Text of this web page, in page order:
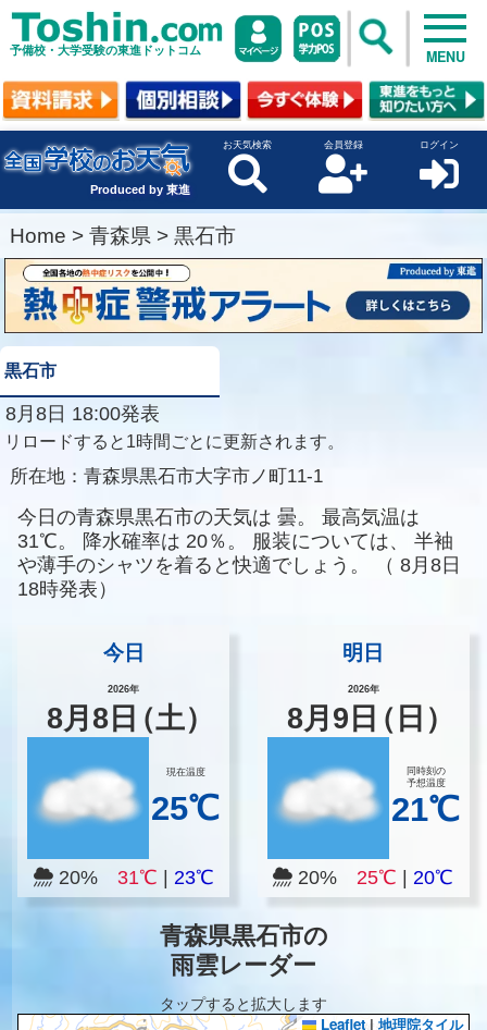
予備校・大学受験の東進ドットコム MENU
Produced by 東進
お天気検索 会員登録 ログイン
Home > 青森県 > 黒石市
黒石市
8月8日 18:00発表
リロードすると1時間ごとに更新されます。
所在地： 青森県黒石市大字市ノ町11-1
今日の青森県黒石市の天気は 曇。
最高気温は
31℃。
降水確率は 20％。 服装については、
半袖
や薄手のシャツを着ると快適でしょう。
（ 8月8日
18時発表）
今日
2026年
8月8 日（土）
現在温度
25℃
20% 31℃ 23℃
明日
2026年
8月 9 日（日）
同時刻の
予想温度
21℃
20%25℃ |20℃
青森県黒石市の
雨雲レーダー
タップすると拡大します
Leaflet | 地理院タイル